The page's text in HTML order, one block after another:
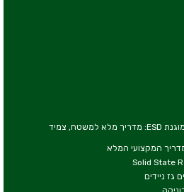
איך מקימים עמדת עבודה מוגנת ESD: מדריך מלא למשטח, צמיד
המקצועי המלא
גז ניידים